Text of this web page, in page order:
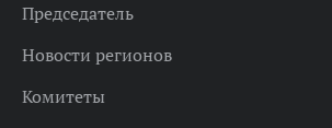
Председатель
Новости регионов
Комитеты